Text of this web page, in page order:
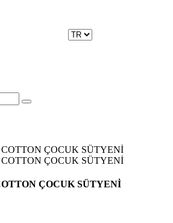
ÇOCUK SÜTYENİ